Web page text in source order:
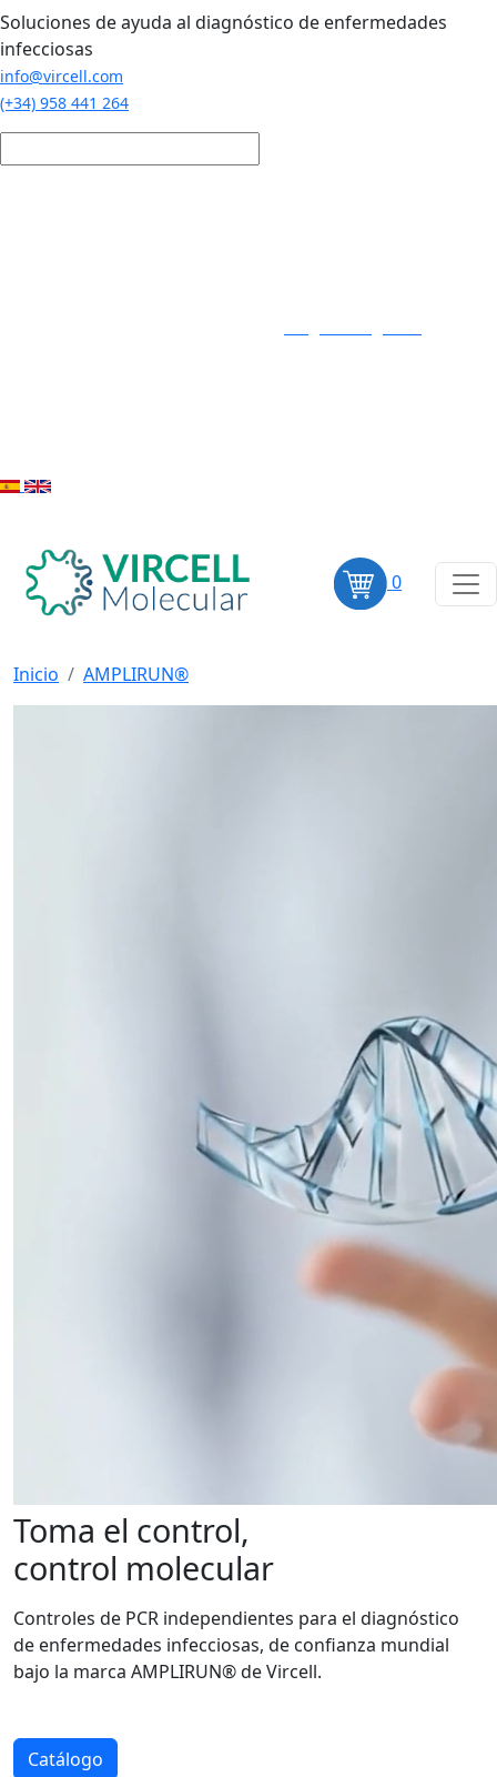
Pasar al contenido principal
Soluciones de ayuda al diagnóstico de enfermedades
infecciosas
info@vircell.com
(+34) 958 441 264
0
Inicio AMPLIRUN®
Toma el control,
control molecular
Controles de PCR independientes para el diagnóstico
de enfermedades infecciosas, de confianza mundial
bajo la marca AMPLIRUN® de Vircell.
Catálogo